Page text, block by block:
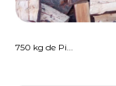
750 kg de Pi...